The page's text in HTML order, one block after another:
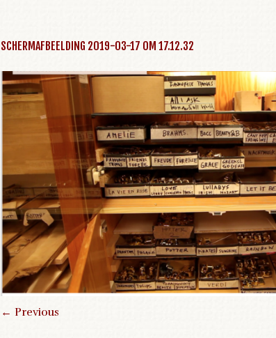
SCHERMAFBEELDING 2019-03-17 OM 17.12.32
← Previous